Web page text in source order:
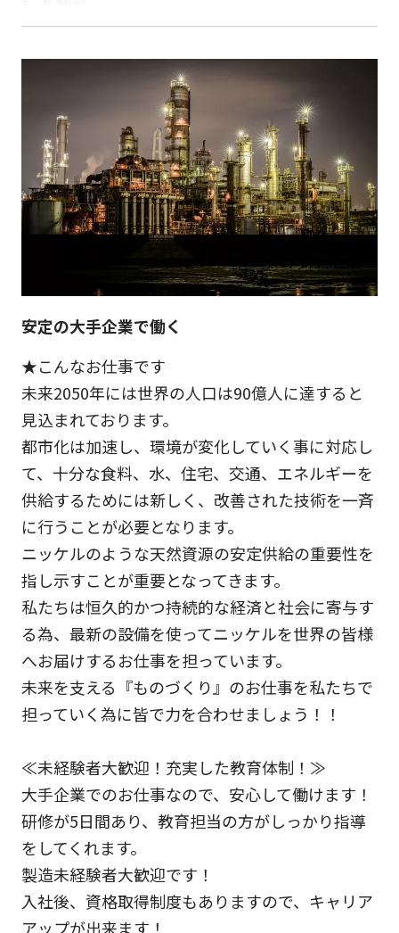
安定の大手企業で働く
★こんなお仕事です
未来2050年には世界の人口は90億人に達すると
見込まれております。
都市化は加速し、環境が変化していく事に対応し
て、十分な食料、水、住宅、交通、エネルギーを
供給するためには新しく、改善された技術を一斉
に行うことが必要となります。
ニッケルのような天然資源の安定供給の重要性を
指し示すことが重要となってきます。
私たちは恒久的かつ持続的な経済と社会に寄与す
る為、最新の設備を使ってニッケルを世界の皆様
へお届けするお仕事を担っています。
未来を支える『ものづくり』のお仕事を私たちで
担っていく為に皆で力を合わせましょう！！
≪未経験者大歓迎！充実した教育体制！≫
大手企業でのお仕事なので、安心して働けます！
研修が5日間あり、教育担当の方がしっかり指導
をしてくれます。
製造未経験者大歓迎です！
入社後、資格取得制度もありますので、キャリア
アップが出来ます！